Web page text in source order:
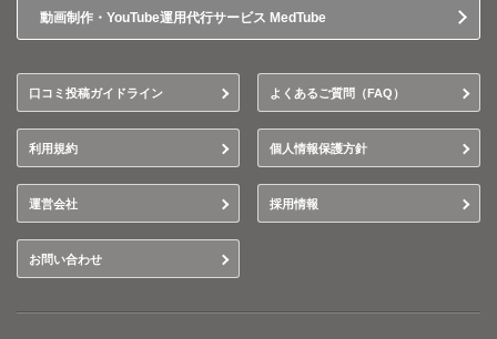
動画制作・YouTube運用代行サービス MedTube
口コミ投稿ガイドライン よくあるご質問（FAQ）
利用規約 個人情報保護方針
運営会社 採用情報
お問い合わせ